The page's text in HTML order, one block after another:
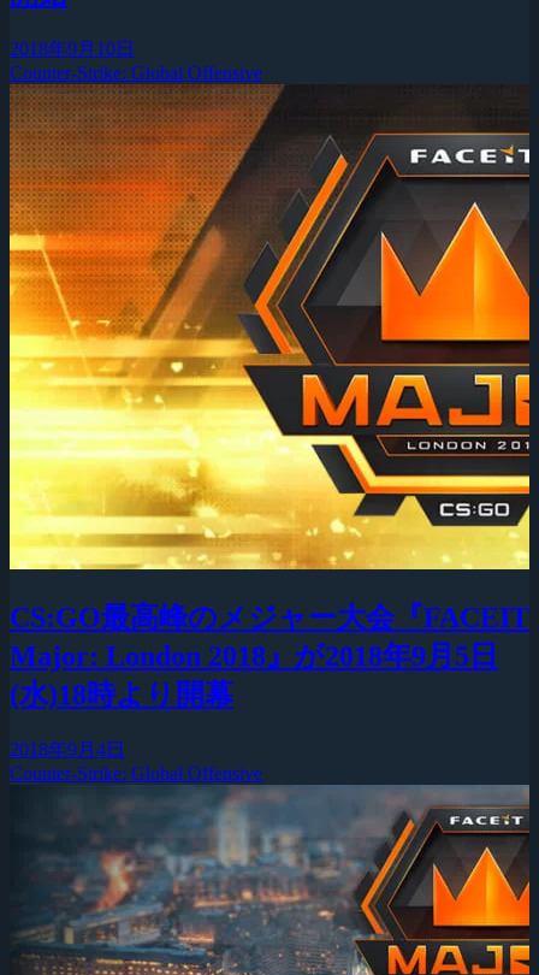
2018年9月10日
Counter-Strike: Global Offensive
CS:GO最高峰のメジャー大会『FACEIT
Major: London 2018』が2018年9月5日
(水)18時より開幕
2018年9月4日
Counter-Strike: Global Offensive